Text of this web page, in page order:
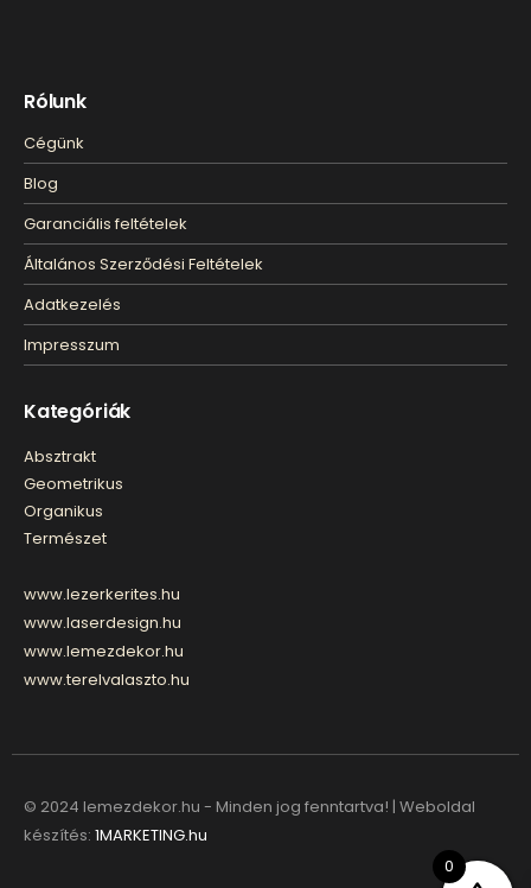
Rólunk
Cégünk
Blog
Garanciális feltételek
Általános Szerződési Feltételek
Adatkezelés
Impresszum
Kategóriák
Absztrakt
Geometrikus
Organikus
Természet
www.lezerkerites.hu
www.laserdesign.hu
www.lemezdekor.hu
www.terelvalaszto.hu
© 2024 lemezdekor.hu - Minden jog fenntartva! | Weboldal
készítés: 1MARKETING.hu
0